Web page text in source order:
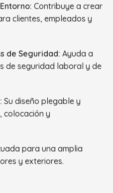
Contribuye a crear
clientes, empleados y
de Seguridad: Ayuda a
de seguridad laboral y de
Su diseño plegable y
colocación y
para una amplia
y exteriores.